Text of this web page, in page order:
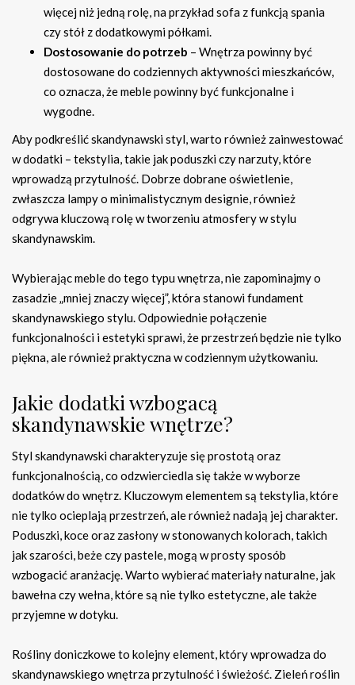
więcej niż jedną rolę, na przykład sofa z funkcją spania
czy stół z dodatkowymi półkami.
Dostosowanie do potrzeb – Wnętrza powinny być
dostosowane do codziennych aktywności mieszkańców,
co oznacza, że meble powinny być funkcjonalne i
wygodne.
Aby podkreślić skandynawski styl, warto również zainwestować
w dodatki – tekstylia, takie jak poduszki czy narzuty, które
wprowadzą przytulność. Dobrze dobrane oświetlenie,
zwłaszcza lampy o minimalistycznym designie, również
odgrywa kluczową rolę w tworzeniu atmosfery w stylu
skandynawskim.
Wybierając meble do tego typu wnętrza, nie zapominajmy o
zasadzie „mniej znaczy więcej”, która stanowi fundament
skandynawskiego stylu. Odpowiednie połączenie
funkcjonalności i estetyki sprawi, że przestrzeń będzie nie tylko
piękna, ale również praktyczna w codziennym użytkowaniu.
Jakie dodatki wzbogacą
skandynawskie wnętrze?
Styl skandynawski charakteryzuje się prostotą oraz
funkcjonalnością, co odzwierciedla się także w wyborze
dodatków do wnętrz. Kluczowym elementem są tekstylia, które
nie tylko ocieplają przestrzeń, ale również nadają jej charakter.
Poduszki, koce oraz zasłony w stonowanych kolorach, takich
jak szarości, beże czy pastele, mogą w prosty sposób
wzbogacić aranżację. Warto wybierać materiały naturalne, jak
bawełna czy wełna, które są nie tylko estetyczne, ale także
przyjemne w dotyku.
Rośliny doniczkowe to kolejny element, który wprowadza do
skandynawskiego wnętrza przytulność i świeżość. Zieleń roślin